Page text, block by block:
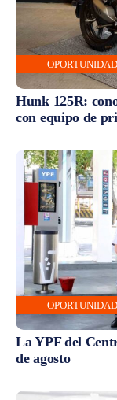
Hunk 125R:
con equipo de
La YPF del
de agosto